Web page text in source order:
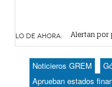
LO DE AHORA:
Reiteran
Por falta
Plantean
Detienen a
Noticieros GREM
Aprueban estados